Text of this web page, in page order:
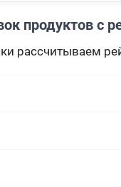
продуктов с
рассчитываем